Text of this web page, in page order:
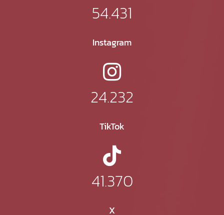
54.431
Instagram
24.232
TikTok
41.370
X